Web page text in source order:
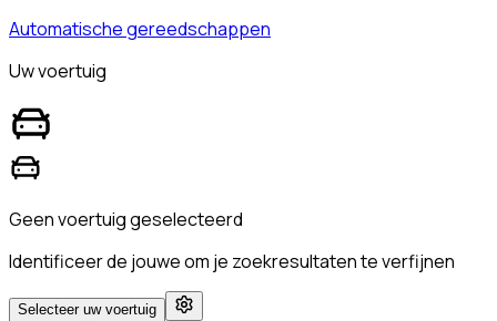
Automatische gereedschappen
Uw voertuig
Geen voertuig geselecteerd
Identificeer de jouwe om je zoekresultaten te verfijnen
Selecteer uw voertuig